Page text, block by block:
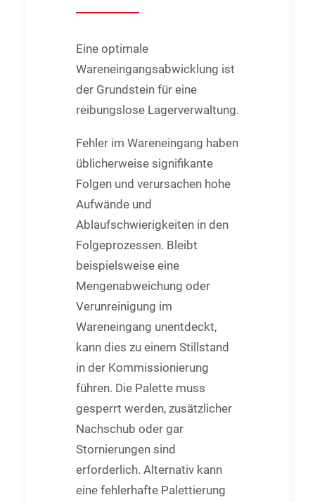
Eine optimale
Wareneingangsabwicklung ist
der Grundstein für eine
reibungslose Lagerverwaltung.
Fehler im Wareneingang haben
üblicherweise signifikante
Folgen und verursachen hohe
Aufwände und
Ablaufschwierigkeiten in den
Folgeprozessen. Bleibt
beispielsweise eine
Mengenabweichung oder
Verunreinigung im
Wareneingang unentdeckt,
kann dies zu einem Stillstand
in der Kommissionierung
führen. Die Palette muss
gesperrt werden, zusätzlicher
Nachschub oder gar
Stornierungen sind
erforderlich. Alternativ kann
eine fehlerhafte Palettierung